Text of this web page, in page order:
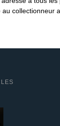
collectionneur